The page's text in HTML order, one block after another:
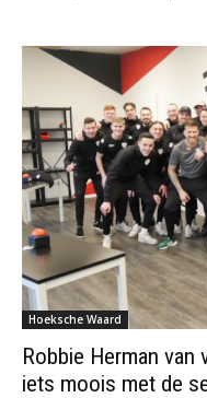
Hoeksche Waard
Robbie Herman van
iets moois met de